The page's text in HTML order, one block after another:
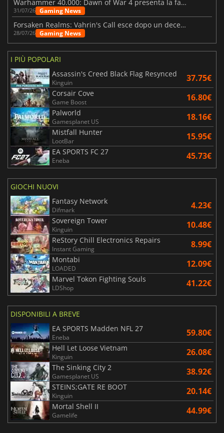
Warhammer 40.000: Dawn of War 4 presenta la fazione dei Necron
31/07/26 Gaming News
Forsaken Realms: Vahrin's Call esce dopo un decennio di sviluppo
28/07/26 Gaming News
I PIÙ POPOLARI
Assassin's Creed Black Flag Resynced
Kinguin 37.75€
Corsair Cove
Game Boost 16.80€
Palworld
Gamesplanet US 18.16€
Mistfall Hunter
LootBar 15.95€
EA SPORTS FC 27
Eneba 45.73€
GIOCHI NUOVI
Fantasy Network
Difmark 4.23€
Sovereign Tower
Kinguin 10.48€
ReStory Chill Electronics Repairs
Instant Gaming 8.99€
Montabi
LOADED 12.09€
Marvel Tokon Fighting Souls
LDShop 41.22€
DISPONIBILI A BREVE
EA SPORTS Madden NFL 27
Eneba 59.80€
Hell Let Loose Vietnam
Kinguin 26.08€
The Sinking City 2
Gamesplanet US 38.92€
STEINS;GATE RE BOOT
Kinguin 20.14€
Mortal Shell II
Gamelife 44.99€